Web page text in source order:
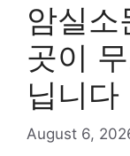
암실
곳이
닙니다
August 6,